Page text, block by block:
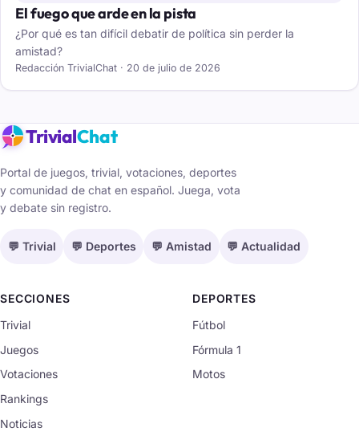
El fuego que arde en la pista
¿Por qué es tan difícil debatir de política sin perder la
amistad?
Redacción TrivialChat · 20 de julio de 2026
TrivialChat
Portal de juegos, trivial, votaciones, deportes
y comunidad de chat en español. Juega, vota
y debate sin registro.
💬 Trivial 💬 Deportes 💬 Amistad 💬 Actualidad
SECCIONES
Trivial
Juegos
Votaciones
Rankings
Noticias
DEPORTES
Fútbol
Fórmula 1
Motos